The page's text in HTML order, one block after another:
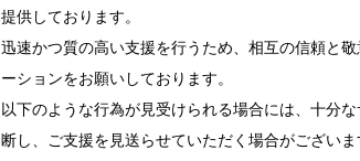
提供しております。
迅速かつ質の高い支援を行うため、相互の信頼と
ーションをお願いしております。
以下のような行為が見受けられる場合には、十分
断し、ご支援を見送らせていただく場合がございま